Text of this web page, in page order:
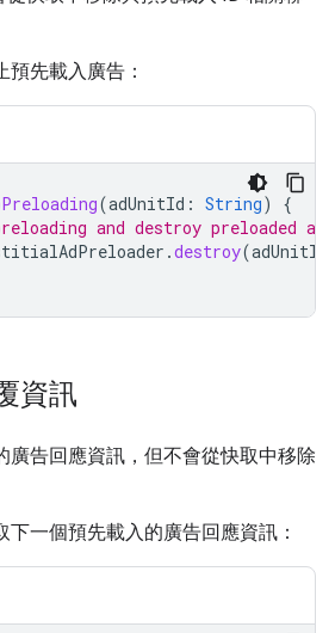
先載入廣告：
(adUnitId : String)
{
and destroy preloaded
.destroy(adUnitId
資訊
廣告回應資訊，但不會從快取中移除
下一個預先載入的廣告回應資訊：